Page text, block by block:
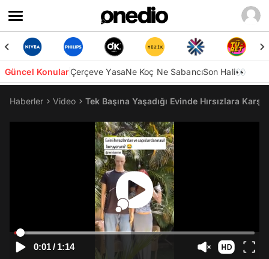
Güncel KonularÇerçeve YasaNe Koç Ne SabancıSon Hali👀
Haberler Video Tek Başına Yaşadığı Evinde Hırsızlara
0:01/ 1:14